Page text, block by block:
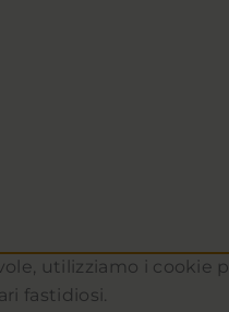
utilizziamo i cookie
fastidiosi.